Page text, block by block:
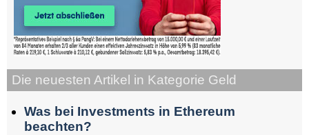
Die neuesten Artikel in Kategorie Geld
Was bei Investments in Ethereum
beachten?